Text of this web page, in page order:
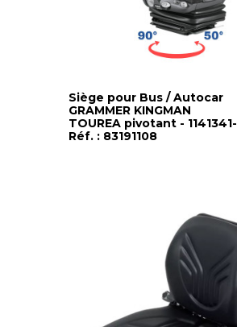
Siège pour Bus / Autocar
GRAMMER KINGMAN
TOUREA pivotant - 1141341-
Réf. : 83191108